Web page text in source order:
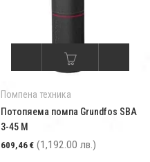
Помпена техника
Потопяема помпа Grundfos SBA
3-45 M
609,46€ (1,192.00 лв.)